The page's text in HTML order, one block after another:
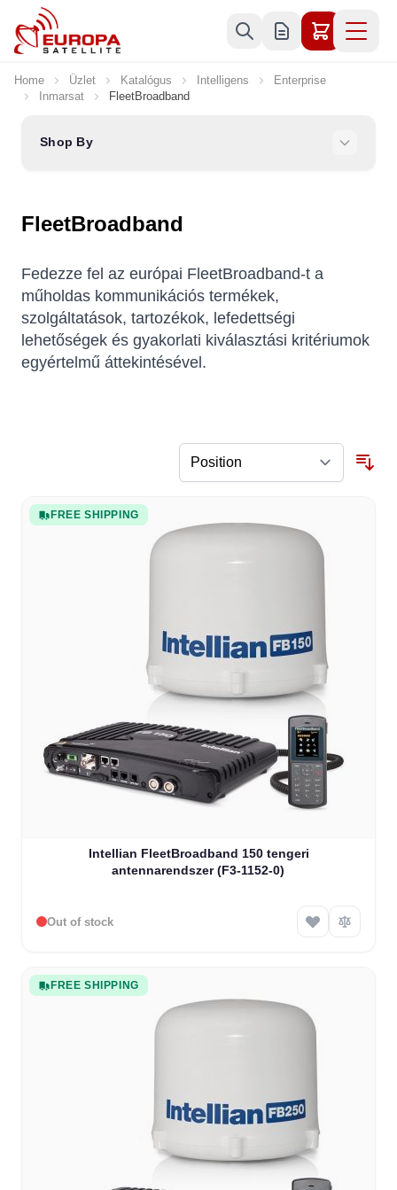
Skip to Content
Home Üzlet Katalógus Intelligens
Enterprise
Inmarsat
FleetBroadband
Shop By
FleetBroadband
Fedezze fel az európai FleetBroadband-t a
műholdas kommunikációs termékek,
szolgáltatások, tartozékok, lefedettségi
lehetőségek és gyakorlati kiválasztási kritériumok
egyértelmű áttekintésével.
FREE SHIPPING
Intellian FleetBroadband 150 tengeri
antennarendszer (F3-1152-0)
Out of stock
FREE SHIPPING